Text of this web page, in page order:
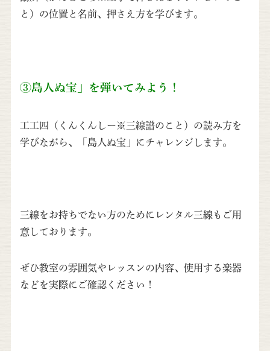
と）の位置と名前、押さえ方を学びます。
③島人ぬ宝」を弾いてみよう！
工工四（くんくんしー※三線譜のこと）の読み方を
学びながら、「島人ぬ宝」にチャレンジします。
三線をお持ちでない方のためにレンタル三線もご用
意しております。
ぜひ教室の雰囲気やレッスンの内容、使用する楽器
などを実際にご確認ください！